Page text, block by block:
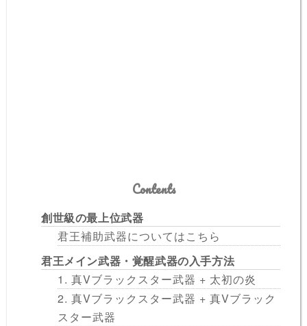
Contents
創世級の最上位武器
君王補助武器についてはこちら
君王メイン武器・覚醒武器の入手方法
1. 真Vブラックスター武器 + 太初の炎
2. 真Vブラックスター武器 + 真Vブラック
スター武器